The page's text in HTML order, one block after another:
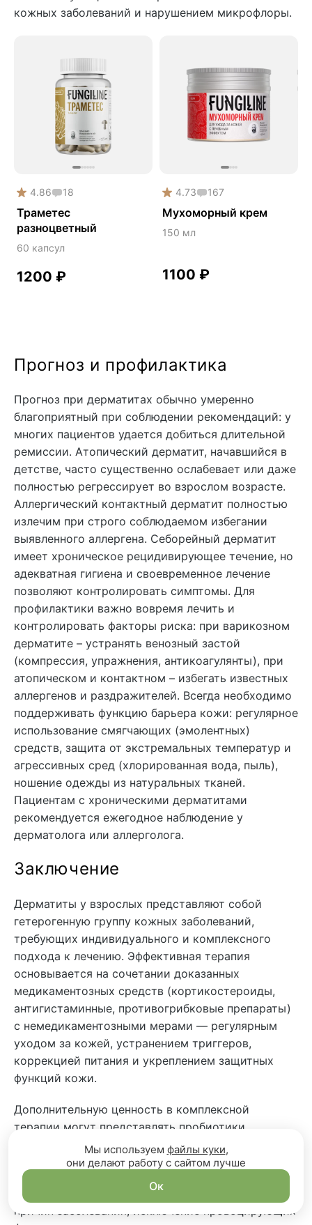
кожных заболеваний и нарушением микрофлоры.
4.86 18
Траметес
разноцветный
60 капсул
1200 ₽
4.73 167
Мухоморный крем
150 мл
1100 ₽
Прогноз и профилактика
Прогноз при дерматитах обычно умеренно
благоприятный при соблюдении рекомендаций: у
многих пациентов удается добиться длительной
ремиссии. Атопический дерматит, начавшийся в
детстве, часто существенно ослабевает или даже
полностью регрессирует во взрослом возрасте.
Аллергический контактный дерматит полностью
излечим при строго соблюдаемом избегании
выявленного аллергена. Себорейный дерматит
имеет хроническое рецидивирующее течение, но
адекватная гигиена и своевременное лечение
позволяют контролировать симптомы. Для
профилактики важно вовремя лечить и
контролировать факторы риска: при варикозном
дерматите – устранять венозный застой
(компрессия, упражнения, антикоагулянты), при
атопическом и контактном – избегать известных
аллергенов и раздражителей. Всегда необходимо
поддерживать функцию барьера кожи: регулярное
использование смягчающих (эмолентных)
средств, защита от экстремальных температур и
агрессивных сред (хлорированная вода, пыль),
ношение одежды из натуральных тканей.
Пациентам с хроническими дерматитами
рекомендуется ежегодное наблюдение у
дерматолога или аллерголога.
Заключение
Дерматиты у взрослых представляют собой
гетерогенную группу кожных заболеваний,
требующих индивидуального и комплексного
подхода к лечению. Эффективная терапия
основывается на сочетании доказанных
медикаментозных средств (кортикостероиды,
антигистаминные, противогрибковые препараты)
с немедикаментозными мерами — регулярным
уходом за кожей, устранением триггеров,
коррекцией питания и укреплением защитных
функций кожи.
Дополнительную ценность в комплексной
терапии могут представлять пробиотики,
пребиотики и экстракты лекарственных грибов с
иммуномодулирующими свойствами.
Ключевым остается своевременное выявление
причин заболевания, исключение провоцирующих
Мы используем файлы куки,
они делают работу с сайтом лучше
Ок